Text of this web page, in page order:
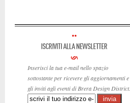
Inserisci la tua e-mail nello spazio
sottostante per ricevere gli aggiornamenti e
gli inviti agli eventi di Brera Design District.